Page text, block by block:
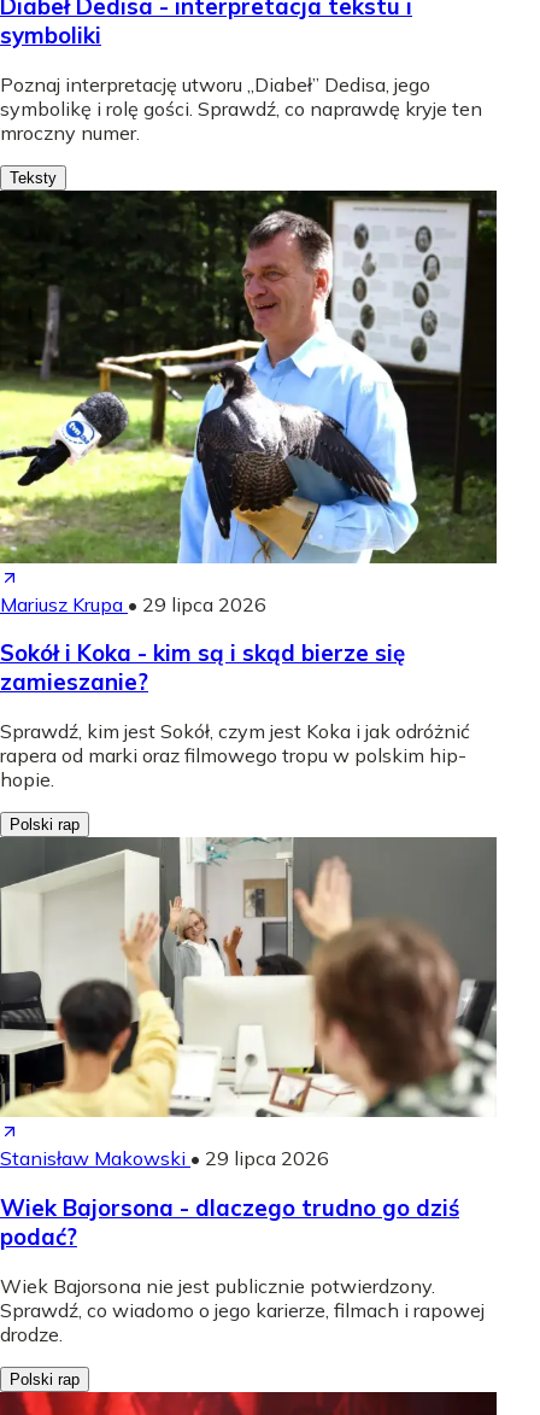
Diabeł Dedisa - interpretacja tekstu i
symboliki
Poznaj interpretację utworu „Diabeł” Dedisa, jego
symbolikę i rolę gości. Sprawdź, co naprawdę kryje ten
mroczny numer.
Teksty
Mariusz Krupa • 29 lipca 2026
Sokół i Koka - kim są i skąd bierze się
zamieszanie?
Sprawdź, kim jest Sokół, czym jest Koka i jak odróżnić
rapera od marki oraz filmowego tropu w polskim hip-
hopie.
Polski rap
Stanisław Makowski • 29 lipca 2026
Wiek Bajorsona - dlaczego trudno go dziś
podać?
Wiek Bajorsona nie jest publicznie potwierdzony.
Sprawdź, co wiadomo o jego karierze, filmach i rapowej
drodze.
Polski rap